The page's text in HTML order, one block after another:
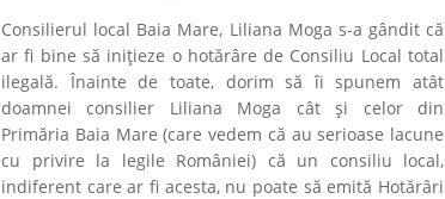
Consilierul local Baia Mare, Liliana Moga s-a gândit că
ar fi bine să inițieze o hotărâre de Consiliu Local total
ilegală. Înainte de toate, dorim să îi spunem atât
doamnei consilier Liliana Moga cât și celor din
Primăria Baia Mare (care vedem că au serioase lacune
cu privire la legile României) că un consiliu local,
indiferent care ar fi acesta, nu poate să emită Hotărâri